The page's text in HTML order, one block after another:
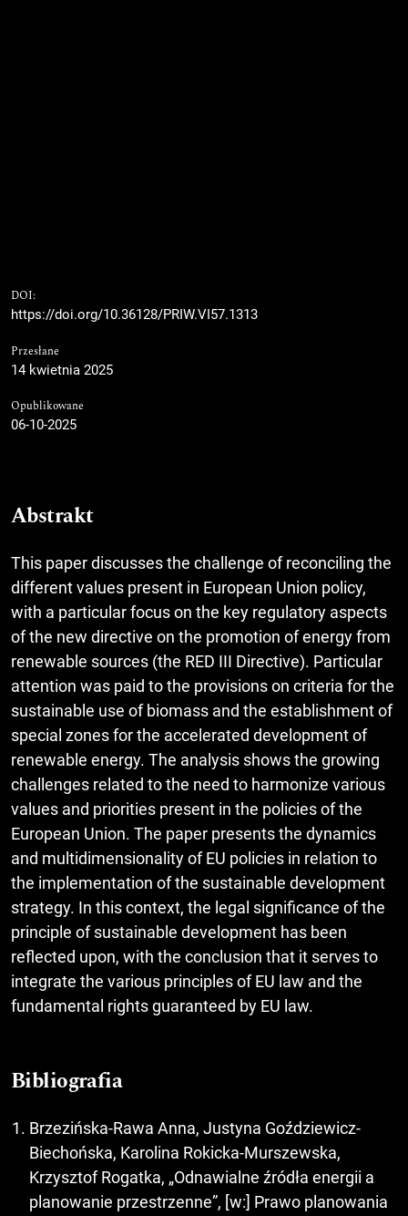
DOI:
https://doi.org/10.36128/PRIW.VI57.1313
Przesłane
14 kwietnia 2025
Opublikowane
06-10-2025
Abstrakt
This paper discusses the challenge of reconciling the
different values present in European Union policy,
with a particular focus on the key regulatory aspects
of the new directive on the promotion of energy from
renewable sources (the RED III Directive). Particular
attention was paid to the provisions on criteria for the
sustainable use of biomass and the establishment of
special zones for the accelerated development of
renewable energy. The analysis shows the growing
challenges related to the need to harmonize various
values and priorities present in the policies of the
European Union. The paper presents the dynamics
and multidimensionality of EU policies in relation to
the implementation of the sustainable development
strategy. In this context, the legal significance of the
principle of sustainable development has been
reflected upon, with the conclusion that it serves to
integrate the various principles of EU law and the
fundamental rights guaranteed by EU law.
Bibliografia
Brzezińska-Rawa Anna, Justyna Goździewicz-
Biechońska, Karolina Rokicka-Murszewska,
Krzysztof Rogatka, „Odnawialne źródła energii a
planowanie przestrzenne”, [w:] Prawo planowania